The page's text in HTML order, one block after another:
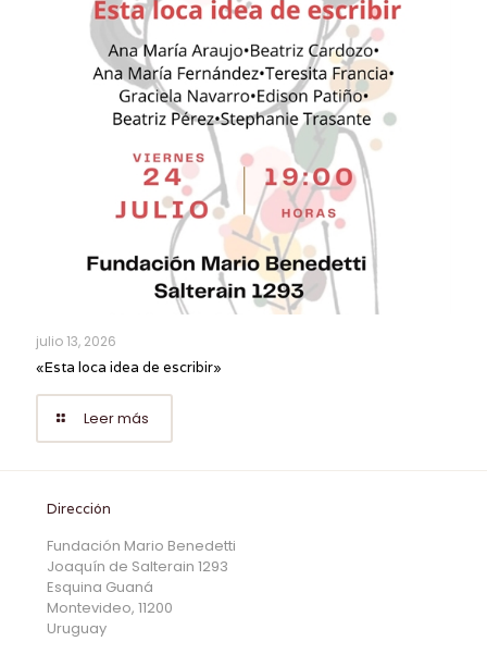
julio 13, 2026
«Esta loca idea de escribir»
Leer más
Dirección
Fundación Mario Benedetti
Joaquín de Salterain 1293
Esquina Guaná
Montevideo, 11200
Uruguay